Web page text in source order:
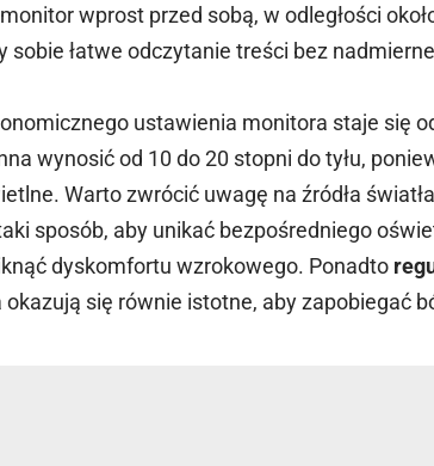
wprost przed sobą, w odległości
łatwe odczytanie treści bez
ustawienia monitora staje się
wynosić od 10 do 20 stopni do tyłu,
Warto zwrócić uwagę na źródła
sposób, aby unikać bezpośredniego
dyskomfortu wzrokowego. Ponadto
się równie istotne, aby zapobiegać